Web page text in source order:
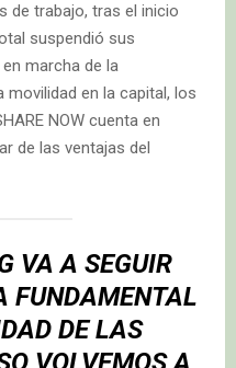
de trabajo, tras el inicio
suspendió sus
marcha de la
movilidad en la capital, los
NOW cuenta en
de las ventajas del
VA A SEGUIR
FUNDAMENTAL
DE LAS